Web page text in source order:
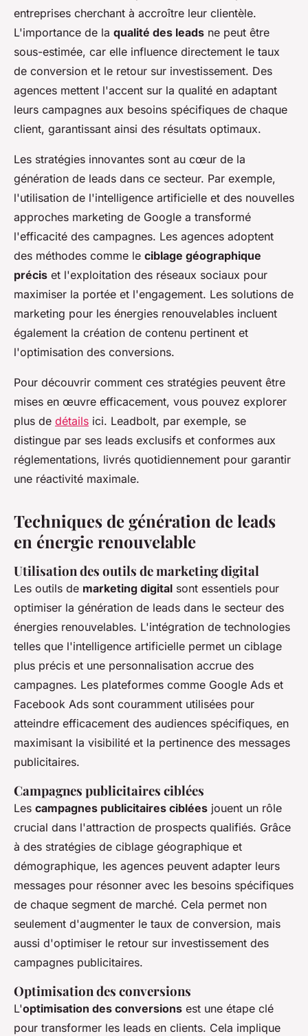
entreprises cherchant à accroître leur clientèle.
L'importance de la qualité des leads ne peut être
sous-estimée, car elle influence directement le taux
de conversion et le retour sur investissement. Des
agences mettent l'accent sur la qualité en adaptant
leurs campagnes aux besoins spécifiques de chaque
client, garantissant ainsi des résultats optimaux.
Les stratégies innovantes sont au cœur de la
génération de leads dans ce secteur. Par exemple,
l'utilisation de l'intelligence artificielle et des nouvelles
approches marketing de Google a transformé
l'efficacité des campagnes. Les agences adoptent
des méthodes comme le ciblage géographique
précis et l'exploitation des réseaux sociaux pour
maximiser la portée et l'engagement. Les solutions de
marketing pour les énergies renouvelables incluent
également la création de contenu pertinent et
l'optimisation des conversions.
Pour découvrir comment ces stratégies peuvent être
mises en œuvre efficacement, vous pouvez explorer
plus de détails ici. Leadbolt, par exemple, se
distingue par ses leads exclusifs et conformes aux
réglementations, livrés quotidiennement pour garantir
une réactivité maximale.
Techniques de génération de leads
en énergie renouvelable
Utilisation des outils de marketing digital
Les outils de marketing digital sont essentiels pour
optimiser la génération de leads dans le secteur des
énergies renouvelables. L'intégration de technologies
telles que l'intelligence artificielle permet un ciblage
plus précis et une personnalisation accrue des
campagnes. Les plateformes comme Google Ads et
Facebook Ads sont couramment utilisées pour
atteindre efficacement des audiences spécifiques, en
maximisant la visibilité et la pertinence des messages
publicitaires.
Campagnes publicitaires ciblées
Les campagnes publicitaires ciblées jouent un rôle
crucial dans l'attraction de prospects qualifiés. Grâce
à des stratégies de ciblage géographique et
démographique, les agences peuvent adapter leurs
messages pour résonner avec les besoins spécifiques
de chaque segment de marché. Cela permet non
seulement d'augmenter le taux de conversion, mais
aussi d'optimiser le retour sur investissement des
campagnes publicitaires.
Optimisation des conversions
L'optimisation des conversions est une étape clé
pour transformer les leads en clients. Cela implique